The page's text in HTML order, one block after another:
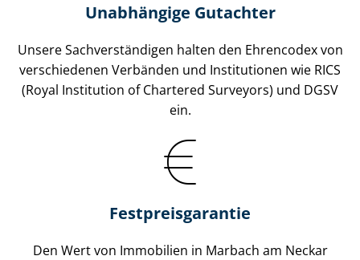
Unabhängige Gutachter
Unsere Sach­ver­stän­di­gen halten den Ehrencodex von
verschiedenen Verbänden und Institutionen wie RICS
(Royal Institution of Chartered Surveyors) und DGSV
ein.
Festpreis​garantie
Den Wert von Immobilien in Marbach am Neckar